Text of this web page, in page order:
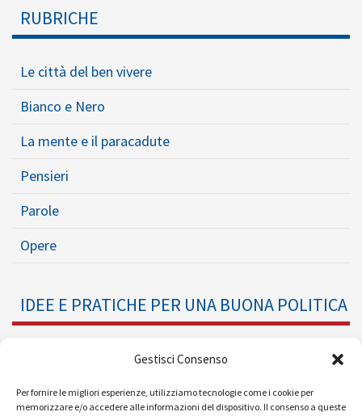
Gestisci Consenso
Per fornire le migliori esperienze, utilizziamo tecnologie come i cookie per
memorizzare e/o accedere alle informazioni del dispositivo. Il consenso a queste
RUBRICHE
Le città del ben vivere
Bianco e Nero
La mente e il paracadute
Pensieri
Parole
Opere
IDEE E PRATICHE PER UNA BUONA POLITICA
Formazione Politica